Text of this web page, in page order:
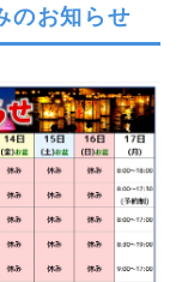
のお知らせ